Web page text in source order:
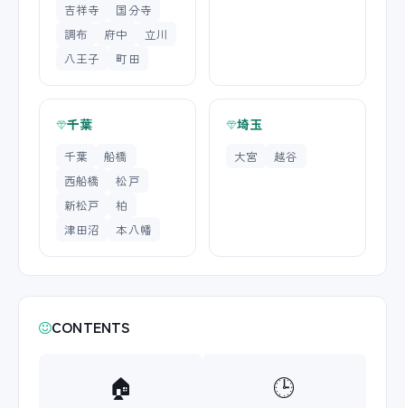
吉祥寺
国分寺
調布
府中
立川
八王子
町田
千葉
千葉
船橋
西船橋
松戸
新松戸
柏
津田沼
本八幡
埼玉
大宮 越谷
CONTENTS
🏠 🕒